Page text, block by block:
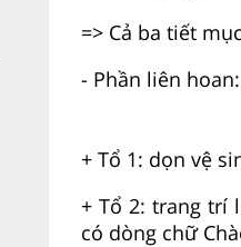
=> Cả ba tiết
- Phần liên hoan:
+ Tổ 1: dọn vệ
+ Tổ 2: trang trí
có dòng chữ